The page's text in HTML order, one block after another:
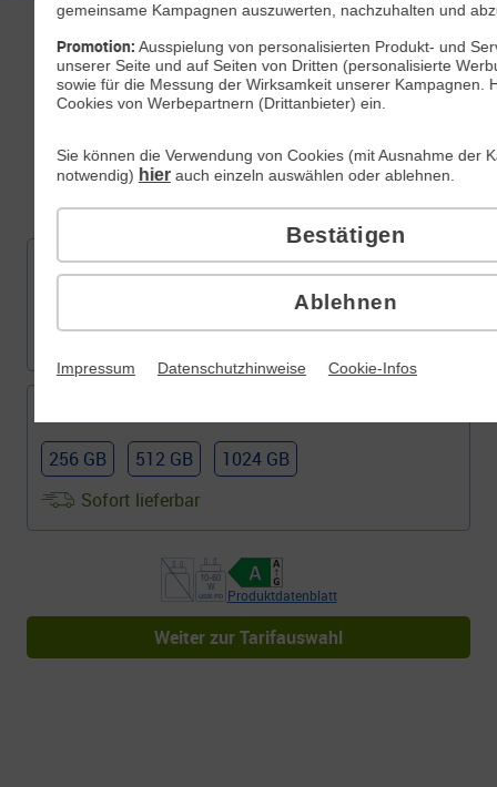
46,
99
€/Monat
dauerhaft
All-Net-Flat 20 GB
Welche Farbe gefällt Ihnen?
256 GB
512 GB
1024 GB
Sofort lieferbar
Produktdatenblatt
Weiter zur Tarifauswahl
gemeinsame Kampagnen auszuwerten, nachzuhalten und
Promotion: Ausspielung von personalisierten Produkt- und
unserer Seite und auf Seiten von Dritten (personalisierte
sowie für die Messung der Wirksamkeit unserer Kampagnen.
Cookies von Werbepartnern (Drittanbieter) ein.
Ablehnen
Sie können die Verwendung von Cookies (mit Ausnahme der
notwendig) hierauch einzeln auswählen oder ablehnen.
Bestätigen
Impressum Datenschutzhinweise Cookie-Infos